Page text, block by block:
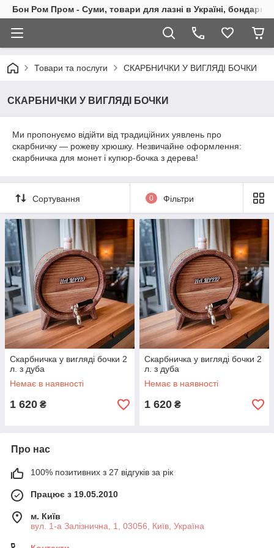
Бон Ром Пром - Суми, товари для лазні в Україні, бондарні
Товари та послуги СКАРБНИЧКИ У ВИГЛЯДІ БОЧКИ
СКАРБНИЧКИ У ВИГЛЯДІ БОЧКИ
Ми пропонуємо відійти від традиційних уявлень про
скарбничку — рожеву хрюшку. Незвичайне оформлення:
скарбничка для монет і купюр-бочка з дерева!
Сортування 0 Фільтри
Скарбничка у вигляді бочки 2
л. з дуба
Немає в наявності
1 620 ₴
Скарбничка у вигляді бочки 2
л. з дуба
Немає в наявності
1 620 ₴
Про нас
100% позитивних з 27 відгуків за рік
Працює з 19.05.2010
м. Київ
вул. 1-а Залізнична, 1, 03056, Київ, Україна